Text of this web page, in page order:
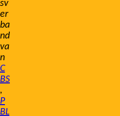
sv
er
ba
nd
va
n
C
BS
,
P
BL